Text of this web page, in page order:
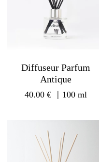
Diffuseur Parfum
Antique
40.00€ ｜100 ml